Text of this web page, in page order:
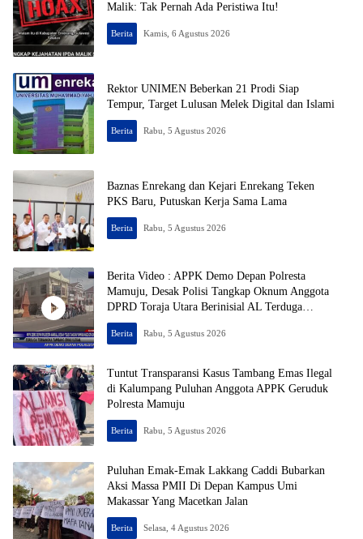
Malik: Tak Pernah Ada Peristiwa Itu!
Berita Kamis, 6 Agustus 2026
Rektor UNIMEN Beberkan 21 Prodi Siap
Tempur, Target Lulusan Melek Digital dan Islami
Berita Rabu, 5 Agustus 2026
Baznas Enrekang dan Kejari Enrekang Teken
PKS Baru, Putuskan Kerja Sama Lama
Berita Rabu, 5 Agustus 2026
Berita Video : APPK Demo Depan Polresta
Mamuju, Desak Polisi Tangkap Oknum Anggota
DPRD Toraja Utara Berinisial AL Terduga
Tersangka Tambang Emas Ilegal
Berita Rabu, 5 Agustus 2026
Tuntut Transparansi Kasus Tambang Emas Ilegal
di Kalumpang Puluhan Anggota APPK Geruduk
Polresta Mamuju
Berita Rabu, 5 Agustus 2026
Puluhan Emak-Emak Lakkang Caddi Bubarkan
Aksi Massa PMII Di Depan Kampus Umi
Makassar Yang Macetkan Jalan
Berita Selasa, 4 Agustus 2026